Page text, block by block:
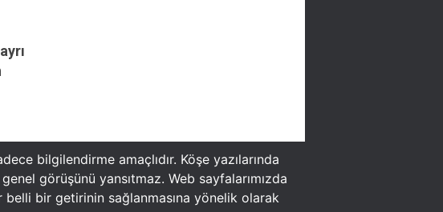
bilgilendirme amaçlıdır. Köşe yazılarında
görüşünü yansıtmaz. Web sayfalarımızda
bir getirinin sağlanmasına yönelik olarak